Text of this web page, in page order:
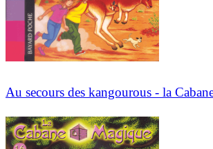
Au secours des kangourous - la